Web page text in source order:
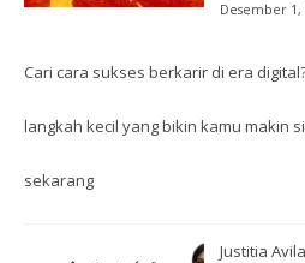
Desember 1,
Cari cara sukses berkarir di era
langkah kecil yang bikin kamu makin
sekarang
Justitia